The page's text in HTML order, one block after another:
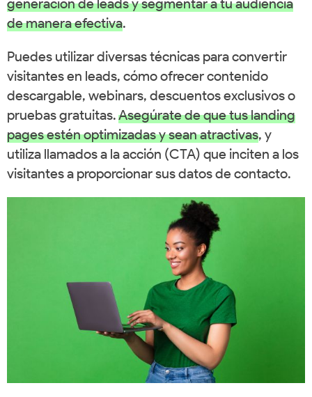
generación de leads y segmentar a tu audiencia
de manera efectiva.
Puedes utilizar diversas técnicas para convertir
visitantes en leads, cómo ofrecer contenido
descargable, webinars, descuentos exclusivos o
pruebas gratuitas.Asegúrate de que tus landing
pages estén optimizadas y sean atractivas, y
utiliza llamados a la acción (CTA) que inciten a los
visitantes a proporcionar sus datos de contacto.